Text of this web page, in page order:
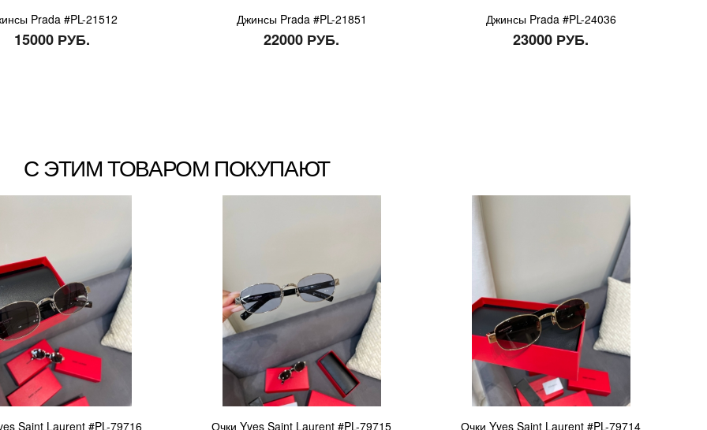
Prada #PL-21512
15000 РУБ.
Джинсы Prada #PL-21851
22000 РУБ.
Джинсы Prada #PL-24036
23000 РУБ.
С ЭТИМ ТОВАРОМ ПОКУПАЮТ
Saint Laurent #PL-79716 Очки Yves Saint Laurent #PL-79715 Очки Yves Saint Laurent #PL-79714